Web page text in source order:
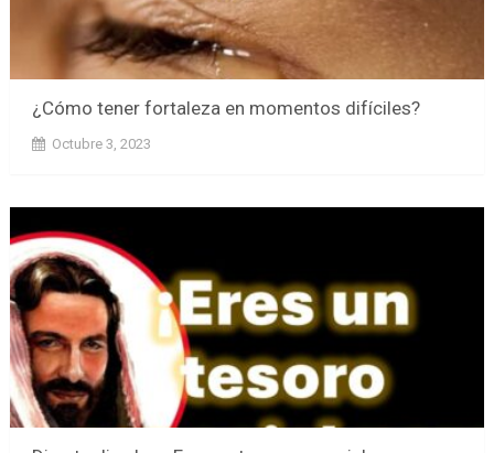
¿Cómo tener fortaleza en momentos difíciles?
Octubre 3, 2023